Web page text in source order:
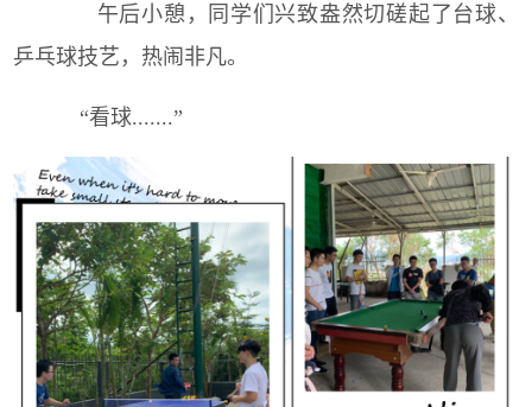
午后小憩，同学们兴致盎然切磋起了台球、
乒乓球技艺，热闹非凡。
“看球.......”